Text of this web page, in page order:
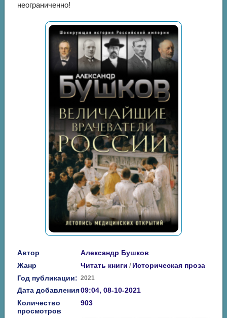
неограниченно!
Автор
Александр Бушков
Жанр
Читать книги / Историческая проза
Год публикации: 2021
Дата добавления09:04, 08-10-2021
Количество
просмотров
903